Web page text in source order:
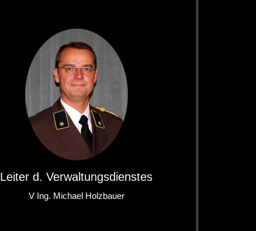
Leiter d. Verwaltungsdienstes
V Ing. Michael Holzbauer